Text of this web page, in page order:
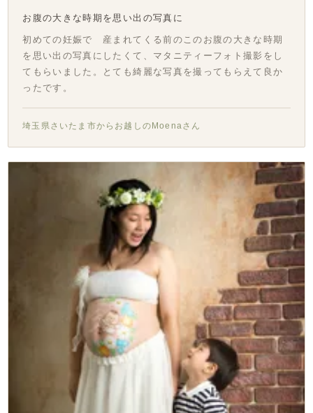
お腹の大きな時期を思い出の写真に
初めての妊娠で 産まれてくる前のこのお腹の大きな時期
を思い出の写真にしたくて、マタニティーフォト撮影をし
てもらいました。とても綺麗な写真を撮ってもらえて良か
ったです。
埼玉県さいたま市からお越しのMoenaさん